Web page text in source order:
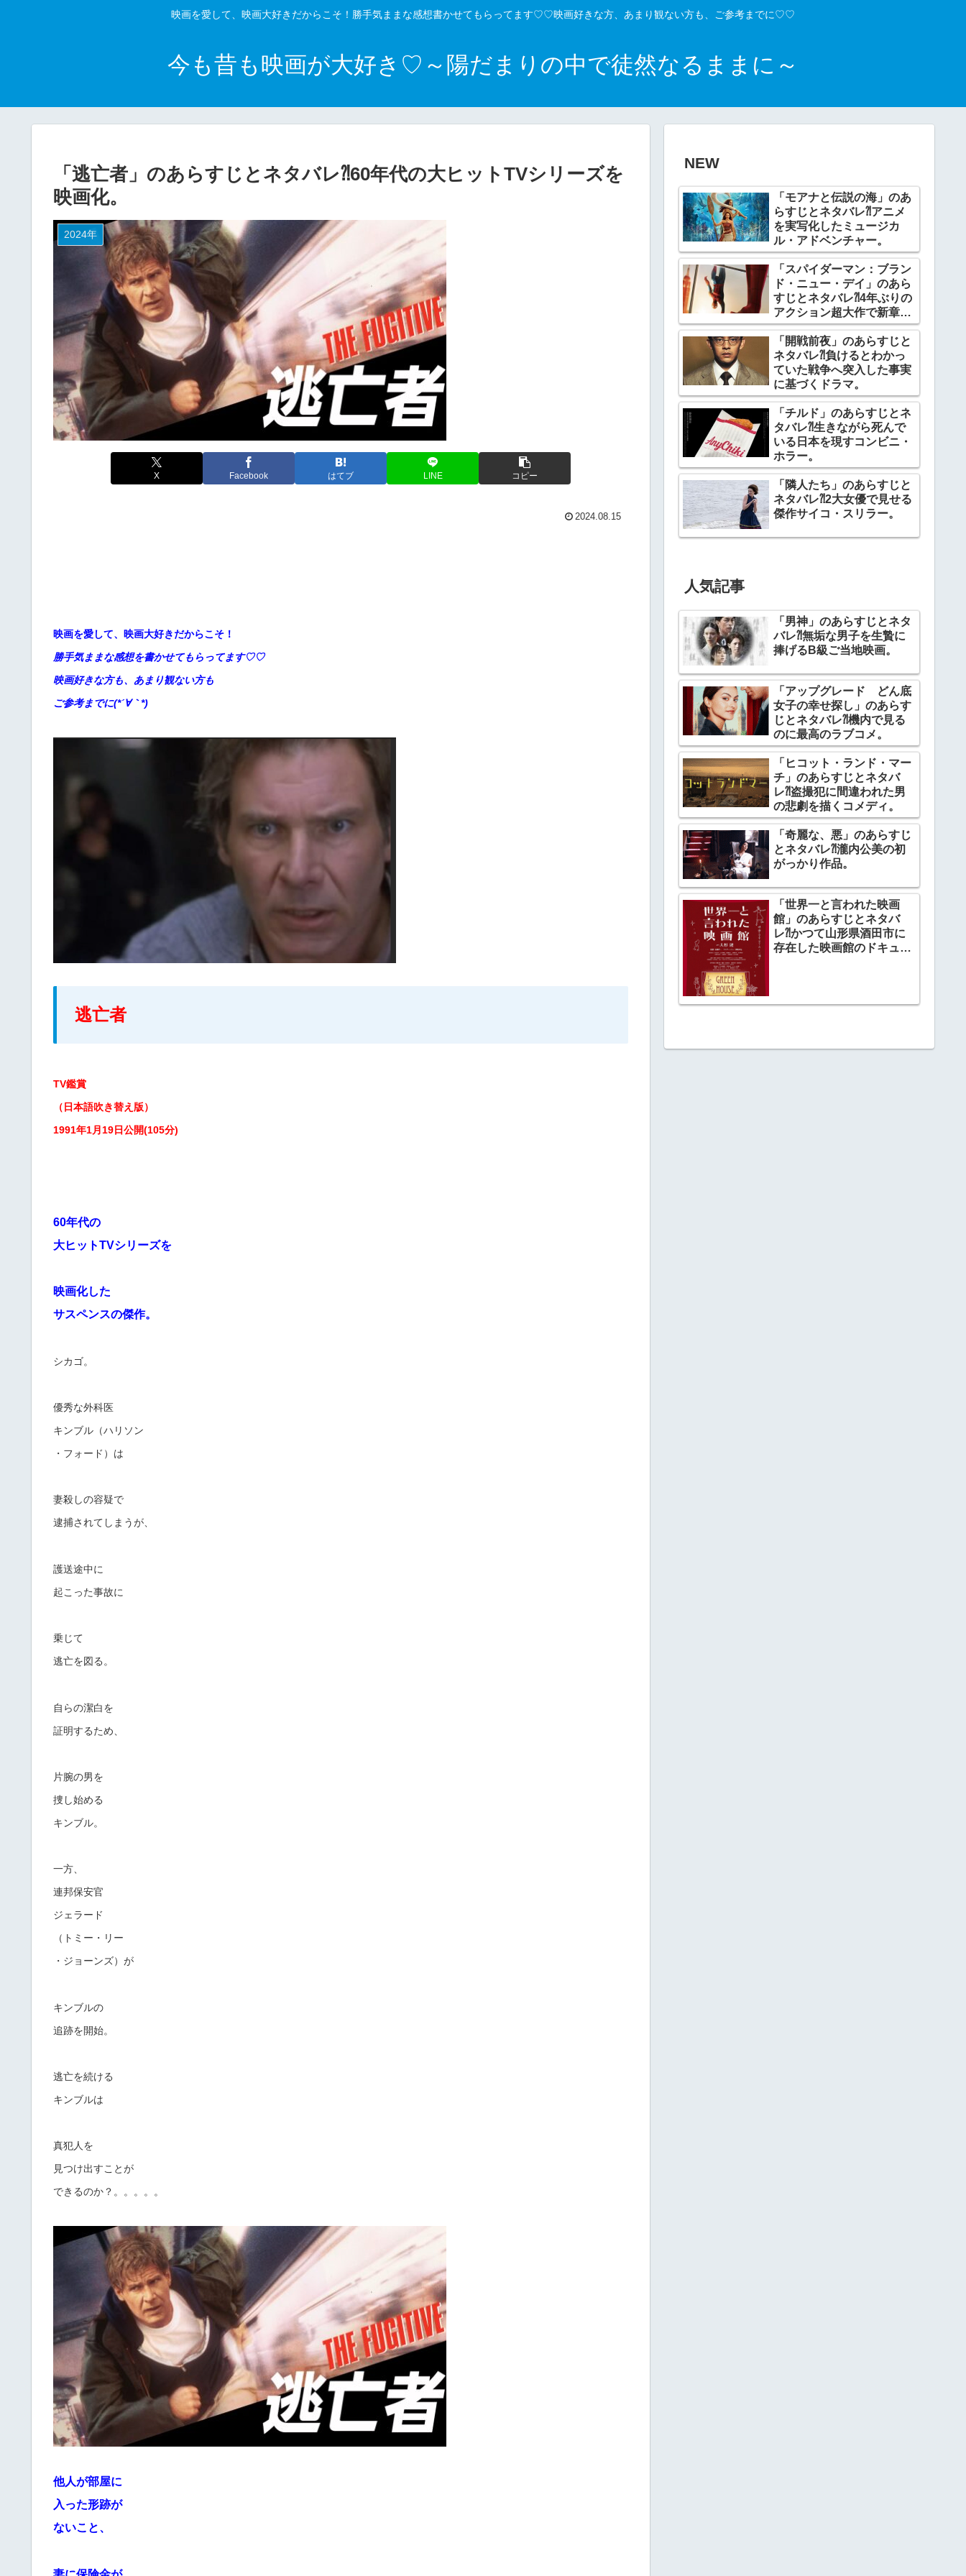
映画を愛して、映画大好きだからこそ！勝手気ままな感想書かせてもらってます♡♡映画好きな方、あまり観ない方も、ご参考までに♡♡
今も昔も映画が大好き♡～陽だまりの中で徒然なるままに～
「逃亡者」のあらすじとネタバレ⁈60年代の大ヒットTVシリーズを
映画化。
2024年
X Facebook はてブ LINE コピー
2024.08.15
映画を愛して、映画大好きだからこそ！
勝手気ままな感想を書かせてもらってます♡♡
映画好きな方も、あまり観ない方も
ご参考までに(*´∀｀*)
逃亡者
TV鑑賞
（日本語吹き替え版）
1991年1月19日公開(105分)
60年代の
大ヒットTVシリーズを
映画化した
サスペンスの傑作。
シカゴ。
優秀な外科医
キンブル（ハリソン
・フォード）は
妻殺しの容疑で
逮捕されてしまうが、
護送途中に
起こった事故に
乗じて
逃亡を図る。
自らの潔白を
証明するため、
片腕の男を
捜し始める
キンブル。
一方、
連邦保安官
ジェラード
（トミー・リー
・ジョーンズ）が
キンブルの
追跡を開始。
逃亡を続ける
キンブルは
真犯人を
見つけ出すことが
できるのか？。。。。。
他人が部屋に
入った形跡が
ないこと、
NEW
「モアナと伝説の海」のあ
らすじとネタバレ⁈アニメ
を実写化したミュージカ
ル・アドベンチャー。
「スパイダーマン：ブラン
ド・ニュー・デイ」のあら
すじとネタバレ⁈4年ぶりの
アクション超大作で新章開
幕。
「開戦前夜」のあらすじと
ネタバレ⁈負けるとわかっ
ていた戦争へ突入した事実
に基づくドラマ。
「チルド」のあらすじとネ
タバレ⁈生きながら死んで
いる日本を現すコンビニ・
ホラー。
「隣人たち」のあらすじと
ネタバレ⁈2大女優で見せる
傑作サイコ・スリラー。
人気記事
「男神」のあらすじとネタ
バレ⁈無垢な男子を生贄に
捧げるB級ご当地映画。
「アップグレード どん底
女子の幸せ探し」のあらす
じとネタバレ⁈機内で見る
のに最高のラブコメ。
「ヒコット・ランド・マー
チ」のあらすじとネタバ
レ⁈盗撮犯に間違われた男
の悲劇を描くコメディ。
「奇麗な、悪」のあらすじ
とネタバレ⁈瀧内公美の初
がっかり作品。
「世界一と言われた映画
館」のあらすじとネタバ
レ⁈かつて山形県酒田市に
存在した映画館のドキュメ